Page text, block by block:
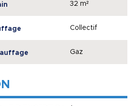
32 m²
Collectif
Gaz